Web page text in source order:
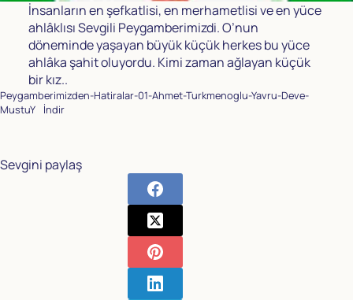
İnsanların en şefkatlisi, en merhametlisi ve en yüce
ahlâklısı Sevgili Peygamberimizdi. O’nun
döneminde yaşayan büyük küçük herkes bu yüce
ahlâka şahit oluyordu. Kimi zaman ağlayan küçük
bir kız..
Peygamberimizden-Hatiralar-01-Ahmet-Turkmenoglu-Yavru-Deve-
MustuY
İndir
Sevgini paylaş